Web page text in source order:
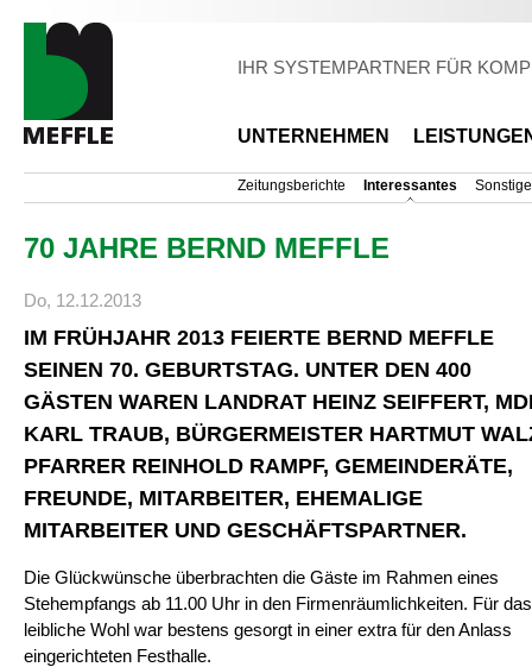
IHR SYSTEMPARTNER FÜR
UNTERNEHMEN
Zeitungsberichte Interessantes
70 JAHRE BERND MEFFLE
Do, 12.12.2013
IM FRÜHJAHR 2013 FEIERTE BERND MEFFLE
SEINEN 70. GEBURTSTAG. UNTER DEN 400
GÄSTEN WAREN LANDRAT HEINZ SEIFFERT,
KARL TRAUB, BÜRGERMEISTER HARTMUT
PFARRER REINHOLD RAMPF, GEMEINDERÄTE,
FREUNDE, MITARBEITER, EHEMALIGE
MITARBEITER UND GESCHÄFTSPARTNER.
Die Glückwünsche überbrachten die Gäste im Rahmen eines
Stehempfangs ab 11.00 Uhr in den Firmenräumlichkeiten. Für das
leibliche Wohl war bestens gesorgt in einer extra für den Anlass
eingerichteten Festhalle.